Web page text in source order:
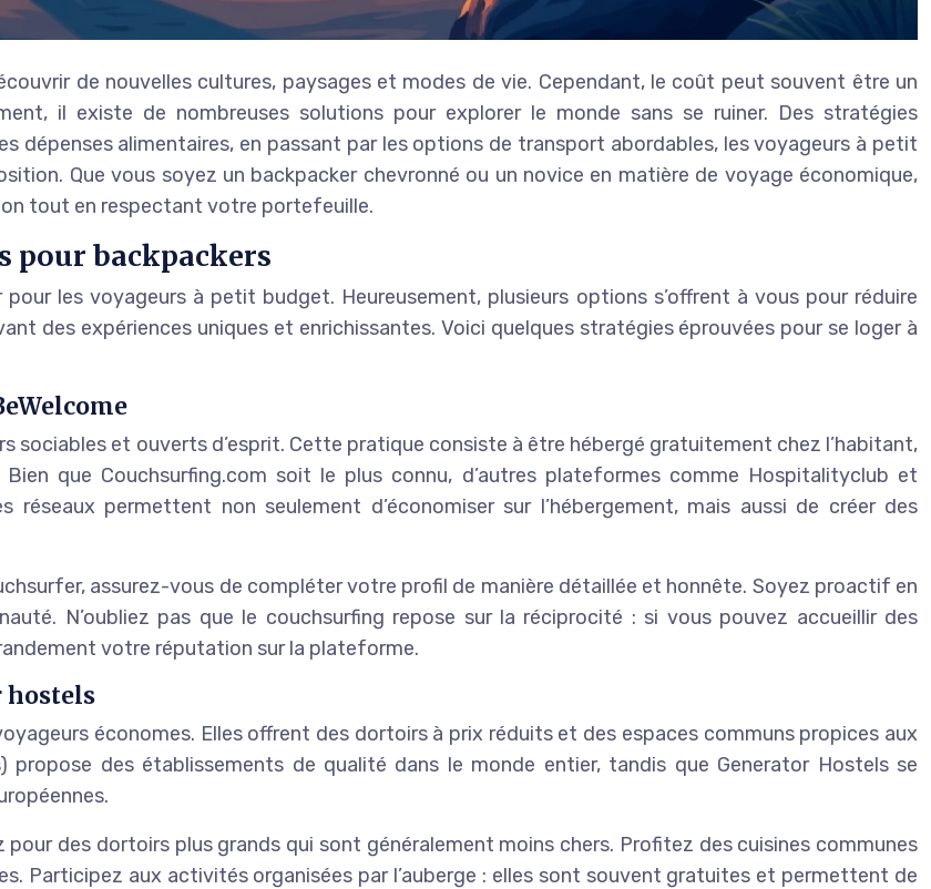
de nouvelles cultures, paysages et modes de vie. Cependant, le coût peut souvent être un
il existe de nombreuses solutions pour explorer le monde sans se ruiner. Des stratégies
dépenses alimentaires, en passant par les options de transport abordables, les voyageurs à petit
Que vous soyez un backpacker chevronné ou un novice en matière de voyage économique,
tout en respectant votre portefeuille.
pour backpackers
les voyageurs à petit budget. Heureusement, plusieurs options s’offrent à vous pour réduire
des expériences uniques et enrichissantes. Voici quelques stratégies éprouvées pour se loger à
sociables et ouverts d’esprit. Cette pratique consiste à être hébergé gratuitement chez l’habitant,
que Couchsurfing.com soit le plus connu, d’autres plateformes comme Hospitalityclub et
réseaux permettent non seulement d’économiser sur l’hébergement, mais aussi de créer des
assurez-vous de compléter votre profil de manière détaillée et honnête. Soyez proactif en
N’oubliez pas que le couchsurfing repose sur la réciprocité : si vous pouvez accueillir des
votre réputation sur la plateforme.
hostels
économes. Elles offrent des dortoirs à prix réduits et des espaces communs propices aux
propose des établissements de qualité dans le monde entier, tandis que Generator Hostels se
des dortoirs plus grands qui sont généralement moins chers. Profitez des cuisines communes
Participez aux activités organisées par l’auberge : elles sont souvent gratuites et permettent de